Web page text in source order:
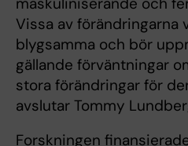
Vissa av förändringarna
blygsamma och bör
gällande förväntningar
stora förändringar för
avslutar Tommy
Forskningen